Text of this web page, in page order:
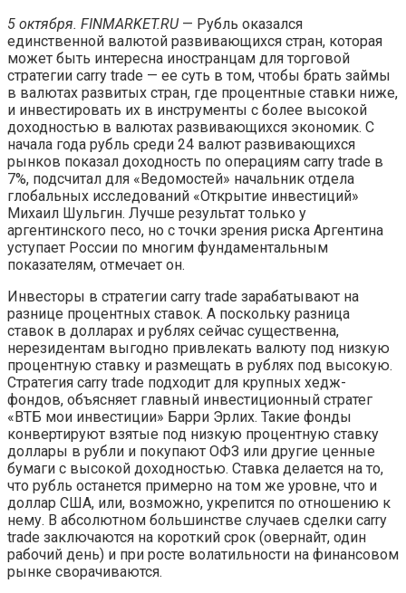
5 октября. FINMARKET.RU— Рубль оказался
единственной валютой развивающихся стран, которая
может быть интересна иностранцам для торговой
стратегии carry trade — ее суть в том, чтобы брать займы
в валютах развитых стран, где процентные ставки ниже,
и инвестировать их в инструменты с более высокой
доходностью в валютах развивающихся экономик. С
начала года рубль среди 24 валют развивающихся
рынков показал доходность по операциям carry trade в
7%, подсчитал для «Ведомостей» начальник отдела
глобальных исследований «Открытие инвестиций»
Михаил Шульгин. Лучше результат только у
аргентинского песо, но с точки зрения риска Аргентина
уступает России по многим фундаментальным
показателям, отмечает он.
Инвесторы в стратегии carry trade зарабатывают на
разнице процентных ставок. А поскольку разница
ставок в долларах и рублях сейчас существенна,
нерезидентам выгодно привлекать валюту под низкую
процентную ставку и размещать в рублях под высокую.
Стратегия carry trade подходит для крупных хедж-
фондов, объясняет главный инвестиционный стратег
«ВТБ мои инвестиции» Барри Эрлих. Такие фонды
конвертируют взятые под низкую процентную ставку
доллары в рубли и покупают ОФЗ или другие ценные
бумаги с высокой доходностью. Ставка делается на то,
что рубль останется примерно на том же уровне, что и
доллар США, или, возможно, укрепится по отношению к
нему. В абсолютном большинстве случаев сделки carry
trade заключаются на короткий срок (овернайт, один
рабочий день) и при росте волатильности на финансовом
рынке сворачиваются.